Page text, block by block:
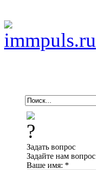
Задать вопрос
Задайте нам вопрос
Ваше имя: *